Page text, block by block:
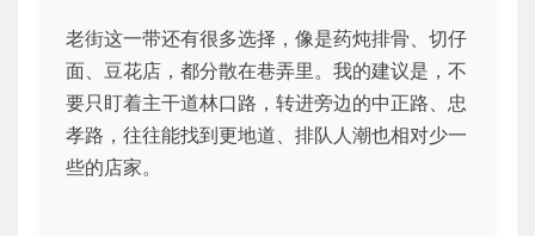
老街这一带还有很多选择，像是药炖排骨、切仔
面、豆花店，都分散在巷弄里。我的建议是，不
要只盯着主干道林口路，转进旁边的中正路、忠
孝路，往往能找到更地道、排队人潮也相对少一
些的店家。